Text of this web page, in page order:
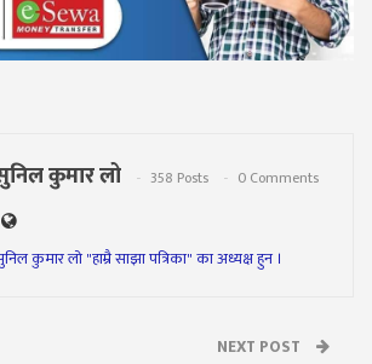
कुमार लो 358 Posts 0 Comments
कुमार लो "हाम्रै साझा पत्रिका" का अध्यक्ष हुन ।
NEXT POST